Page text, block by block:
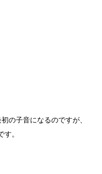
の子音になるのですが、
。